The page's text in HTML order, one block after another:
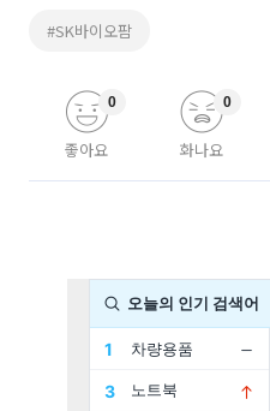
#SK바이오팜
좋아요
0
화나요
0